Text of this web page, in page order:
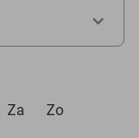
Za Zo